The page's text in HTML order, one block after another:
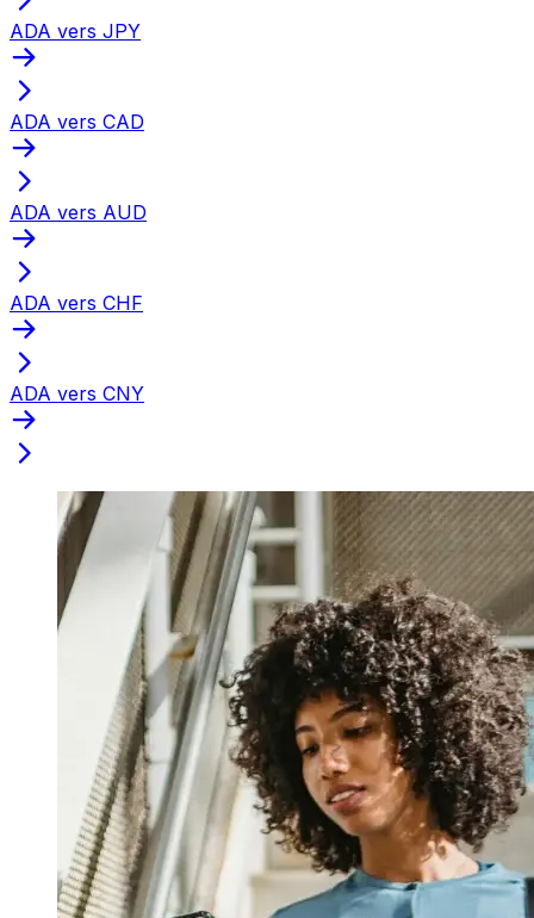
ADA vers JPY
ADA vers CAD
ADA vers AUD
ADA vers CHF
ADA vers CNY